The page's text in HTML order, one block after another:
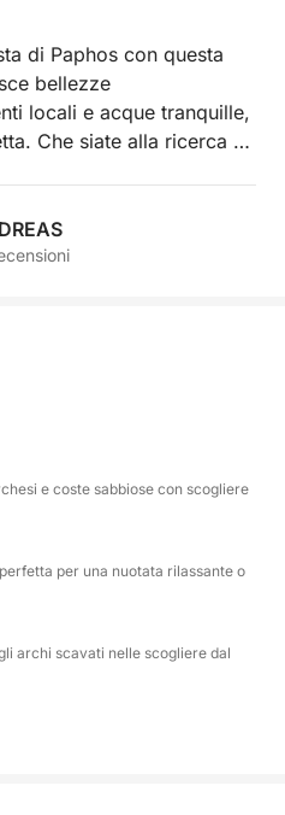
di Paphos con questa
bellezze
locali e acque tranquille,
Che siate alla ricerca di
o un tuffo rinfrescante in
Coral Bay. Mentre
calmi mari blu e le
le famose grotte marine di
naturali scolpite dal
e gallerie lungo le
getta l'ancora per una
in acque cristalline,
da gustare mentre vi
o soleggiate.
e coste sabbiose con scogliere
per una nuotata rilassante o
archi scavati nelle scogliere dal